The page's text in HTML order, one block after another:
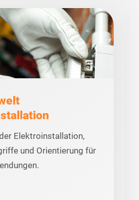
Elektroinstallation,
und Orientierung für